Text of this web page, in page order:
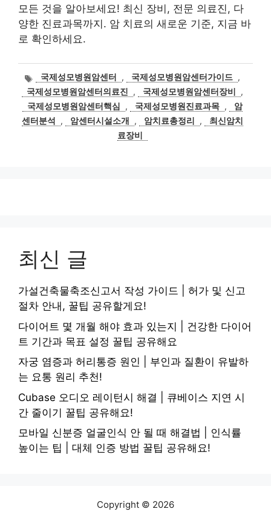
모든 것을 알아보세요! 최신 장비, 전문 의료진, 다
양한 진료과목까지. 암 치료의 새로운 기준, 지금 바
로 확인하세요.
태
그
국제성모병원암센터 , 국제성모병원암센터가이드 ,
국제성모병원암센터의료진
, 국제성모병원암센터장비
,
국제성모병원암센터핵심
, 국제성모병원진료과목 ,
암
센터분석
, 암센터시설소개 , 암치료총정리 ,
최신암치
료장비
최신 글
가설건축물축조신고서 작성 가이드 | 허가 및 신고
절차 안내, 꿀팁 공유할게요!
다이어트 몇 개월 해야 효과 있는지 | 건강한 다이어
트 기간과 목표 설정 꿀팁 공유해요
자궁 염증과 허리통증 원인 | 부인과 질환이 유발하
는 요통 원리 추천!
Cubase 오디오 레이턴시 해결 | 큐베이스 지연 시
간 줄이기 꿀팁 공유해요!
모바일 신분증 얼굴인식 안 될 때 해결법 | 인식률
높이는 팁 | 대체 인증 방법 꿀팁 공유해요!
Copyright © 2026